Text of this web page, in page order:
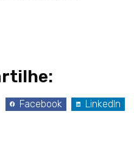
Facebook LinkedIn